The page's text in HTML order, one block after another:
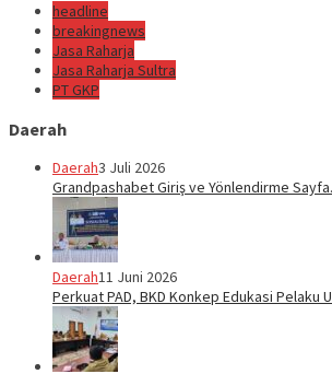
headline
breakingnews
Jasa Raharja
Jasa Raharja Sultra
PT GKP
Daerah
Daerah3 Juli 2026
Grandpashabet Giriş ve Yönlendirme
Daerah11 Juni 2026
Perkuat PAD, BKD Konkep Edukasi Pelaku